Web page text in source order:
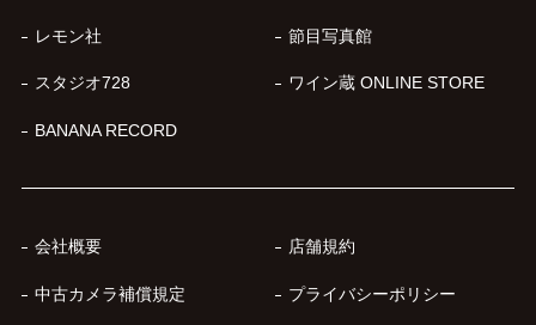
レモン社 節目写真館
スタジオ728 ワイン蔵 ONLINE STORE
BANANA RECORD
会社概要 店舗規約
中古カメラ補償規定 プライバシーポリシー